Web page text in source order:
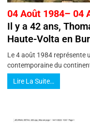
04 Août 1984– 04
Il y a 42 ans,
Haute-Volta en
Le 4 août 1984 représente
contemporaine du
Lire La Suite…